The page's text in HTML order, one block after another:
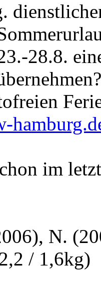
28.8.
im
N.
/ 1,6kg)